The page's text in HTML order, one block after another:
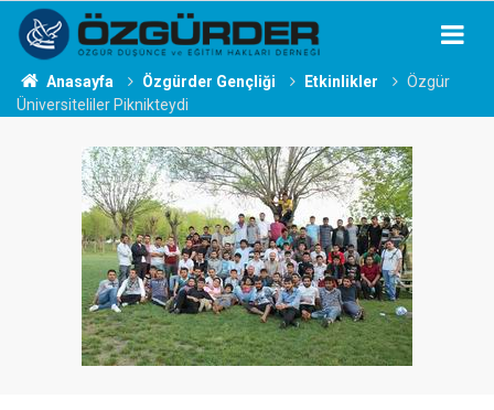
Anasayfa Özgürder Gençliği Etkinlikler
Özgür
Üniversiteliler Piknikteydi